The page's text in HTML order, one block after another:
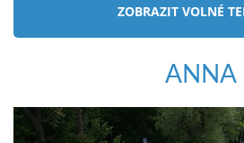
ZOBRAZIT VOLNÉ
ANNA